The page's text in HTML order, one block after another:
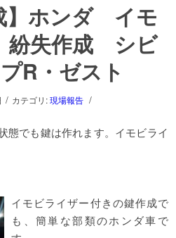
】ホンダ イモ
紛失作成 シビ
R・ゼスト
/ カテゴリ:現場報告 /
態でも鍵は作れます。イモビライ
イモビライザー付きの鍵作成で
も、簡単な部類のホンダ車で